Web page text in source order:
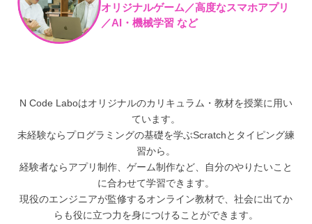
オリジナルゲーム／高度なスマホアプリ
／AI・機械学習 など
N Code Laboはオリジナルのカリキュラム・教材を授業に用い
ています。
未経験ならプログラミングの基礎を学ぶScratchとタイピング練
習から。
経験者ならアプリ制作、ゲーム制作など、自分のやりたいこと
に合わせて学習できます。
現役のエンジニアが監修するオンライン教材で、社会に出てか
らも役に立つ力を身につけることができます。